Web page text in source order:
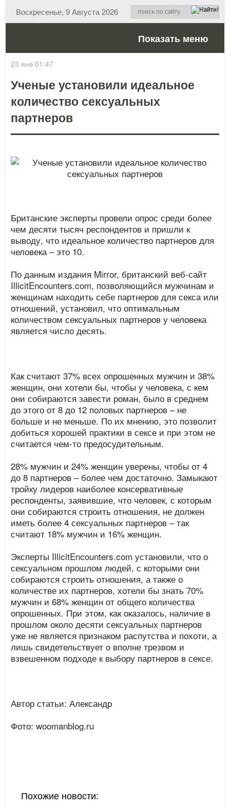
Воскресенье, 9 Августа 2026
Показать меню
23 янв 01:47
Ученые установили идеальное
количество сексуальных
партнеров
Британские эксперты провели опрос среди более
чем десяти тысяч респондентов и пришли к
выводу, что идеальное количество партнеров для
человека – это 10.
По данным издания Mirror, британский веб-сайт
IllicitEncounters.com, позволяющийся мужчинам и
женщинам находить себе партнеров для секса или
отношений, установил, что оптимальным
количеством сексуальных партнеров у человека
является число десять.
Как считают 37% всех опрошенных мужчин и 38%
женщин, они хотели бы, чтобы у человека, с кем
они собираются завести роман, было в среднем
до этого от 8 до 12 половых партнеров – не
больше и не меньше. По их мнению, это позволит
добиться хорошей практики в сексе и при этом не
считается чем-то предосудительным.
28% мужчин и 24% женщин уверены, чтобы от 4
до 8 партнеров – более чем достаточно. Замыкают
тройку лидеров наиболее консервативные
респонденты, заявившие, что человек, с которым
они собираются строить отношения, не должен
иметь более 4 сексуальных партнеров – так
считают 18% мужчин и 16% женщин.
Эксперты IllicitEncounters.com установили, что о
сексуальном прошлом людей, с которыми они
собираются строить отношения, а также о
количестве их партнеров, хотели бы знать 70%
мужчин и 68% женщин от общего количества
опрошенных. При этом, как оказалось, наличие в
прошлом около десяти сексуальных партнеров
уже не является признаком распутства и похоти, а
лишь свидетельствует о вполне трезвом и
взвешенном подходе к выбору партнеров в сексе.
Автор статьи: Александр
Фото: woomanblog.ru
Похожие новости: